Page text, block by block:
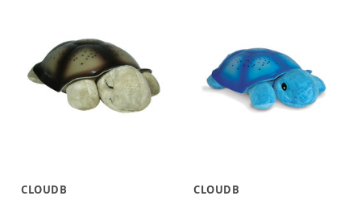
CLOUDB
CLOUDB